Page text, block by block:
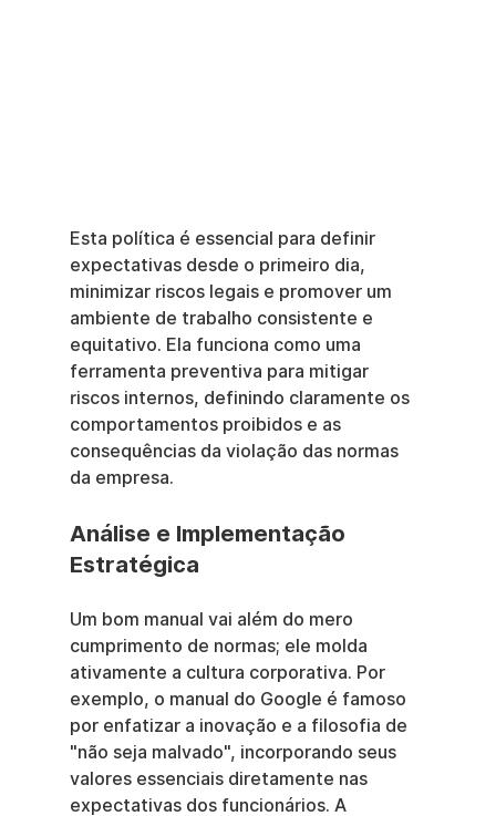
Esta política é essencial para definir
expectativas desde o primeiro dia,
minimizar riscos legais e promover um
ambiente de trabalho consistente e
equitativo. Ela funciona como uma
ferramenta preventiva para mitigar
riscos internos, definindo claramente os
comportamentos proibidos e as
consequências da violação das normas
da empresa.
Análise e Implementação
Estratégica
Um bom manual vai além do mero
cumprimento de normas; ele molda
ativamente a cultura corporativa. Por
exemplo, o manual do Google é famoso
por enfatizar a inovação e a filosofia de
"não seja malvado", incorporando seus
valores essenciais diretamente nas
expectativas dos funcionários. A